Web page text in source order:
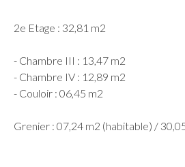
2e Etage : 32,81 m2
- Chambre III : 13,47 m2
- Chambre IV : 12,89 m2
- Couloir : 06,45 m2
Grenier : 07,24 m2 (habitable) /